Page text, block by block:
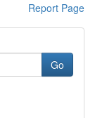
Report Page
Go